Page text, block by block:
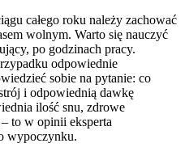
całego roku należy zachować
wolnym. Warto się nauczyć
po godzinach pracy.
odpowiednie
sobie na pytanie: co
i odpowiednią dawkę
ilość snu, zdrowe
to w opinii eksperta
wypoczynku.